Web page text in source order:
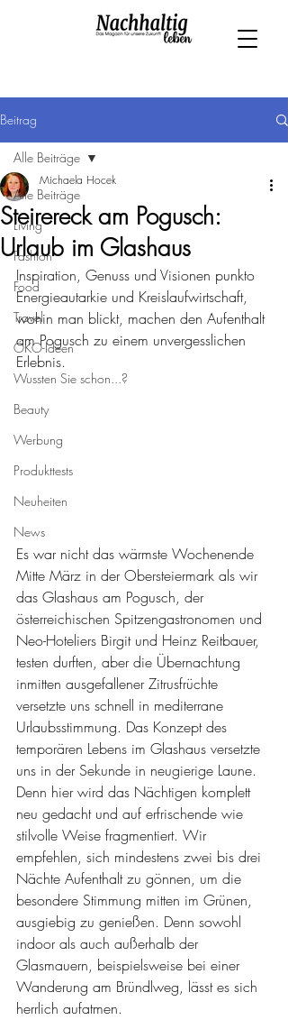
Beitrag
Alle Beiträge
Living
Fashion
Food
Travel
ÖKO-Ideen
Wussten Sie schon...?
Beauty
Werbung
Produkttests
Neuheiten
News
Alle Beiträge
Steirereck am Pogusch:
Urlaub im Glashaus
Michaela Hocek
Inspiration, Genuss und Visionen punkto
Energieautarkie und Kreislaufwirtschaft,
wohin man blickt, machen den Aufenthalt
am Pogusch zu einem unvergesslichen
Erlebnis.
Es war nicht das wärmste Wochenende
Mitte März in der Obersteiermark als wir
das Glashaus am Pogusch, der
österreichischen Spitzengastronomen und
Neo-Hoteliers Birgit und Heinz Reitbauer,
testen durften, aber die Übernachtung
inmitten ausgefallener Zitrusfrüchte
versetzte uns schnell in mediterrane
Urlaubsstimmung. Das Konzept des
temporären Lebens im Glashaus versetzte
uns in der Sekunde in neugierige Laune.
Denn hier wird das Nächtigen komplett
neu gedacht und auf erfrischende wie
stilvolle Weise fragmentiert. Wir
empfehlen, sich mindestens zwei bis drei
Nächte Aufenthalt zu gönnen, um die
besondere Stimmung mitten im Grünen,
ausgiebig zu genießen. Denn sowohl
indoor als auch außerhalb der
Glasmauern, beispielsweise bei einer
Wanderung am Bründlweg, lässt es sich
herrlich aufatmen.